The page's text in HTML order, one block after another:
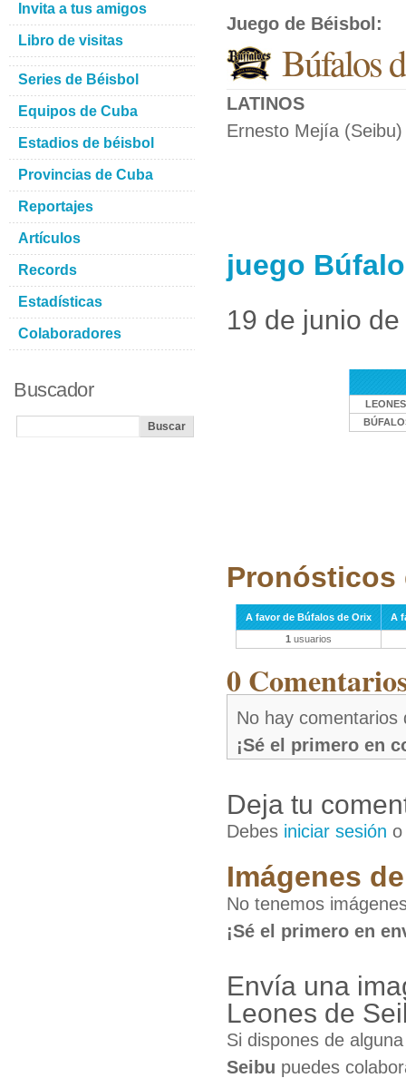
Juego de Béisbol :
Búfalos
LATINOS
Ernesto Mejía
juego
19 de junio
Pronósticos
A favor de Búfalos de Orix
A
1 usuarios
0
No hay comentarios
¡Sé el primero en
Deja tu
Debes iniciar sesión
Imágenes
No tenemos
¡Sé el primero en
Envía una
Leones de
Si dispones de
Seibu puedes
Invita a tus amigos
Libro de visitas
Series de Béisbol
Equipos de Cuba
Estadios de béisbol
Provincias de Cuba
Reportajes
Artículos
Records
Estadísticas
Colaboradores
Buscador